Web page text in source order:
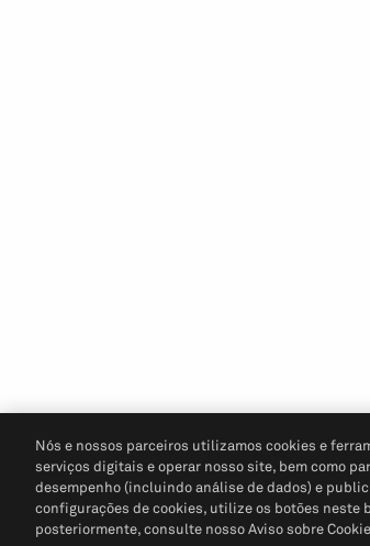
Nós e nossos parceiros utilizamos cookies e
serviços digitais e operar nosso site, bem como
desempenho (incluindo análise de dados) e
configurações de cookies, utilize os botões neste
posteriormente, consulte nosso Aviso sobre